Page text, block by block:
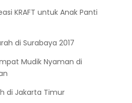
KRAFT untuk Anak Panti
di Surabaya 2017
Mudik Nyaman di
di Jakarta Timur